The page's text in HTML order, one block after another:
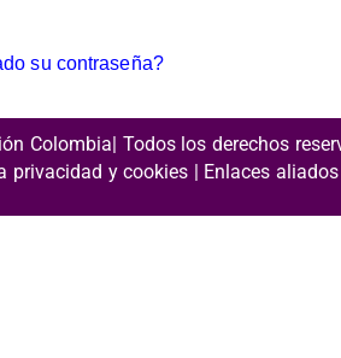
su contraseña?
Colombia| Todos los derechos
privacidad y cookies | Enlaces